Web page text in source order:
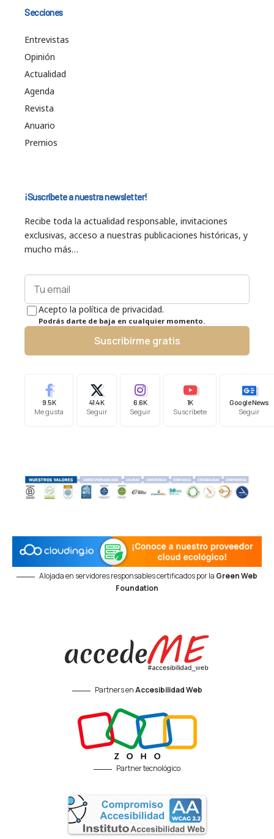
Secciones
Entrevistas
Opinión
Actualidad
Agenda
Revista
Anuario
Premios
¡Suscríbete a nuestra newsletter!
Recibe toda la actualidad responsable, invitaciones
exclusivas, acceso a nuestras publicaciones históricas, y
mucho más…
Acepto la política de privacidad.
Podrás darte de baja en cualquier momento.
Suscribirme gratis
9.5K
Me gusta
41.4K
Seguir
6.6K
Seguir
1K
Suscríbete
Google News
Seguir
Alojada en servidores responsables certificados por la Green Web
Foundation
Partners enAccesibilidad Web
Partner tecnológico